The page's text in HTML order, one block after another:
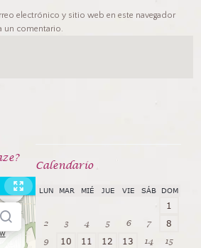
electrónico y sitio web en este navegador
un comentario.
Calendarío
LUN MAR MIÉ JUE VIE SÁB DOM
1
2 3 4 5 6 7 8
9 10 11 12 13 14 15